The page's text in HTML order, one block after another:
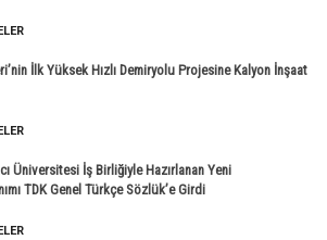
İlk Yüksek Hızlı Demiryolu Projesine Kalyon İnşaat
Üniversitesi İş Birliğiyle Hazırlanan Yeni
TDK Genel Türkçe Sözlük’e Girdi